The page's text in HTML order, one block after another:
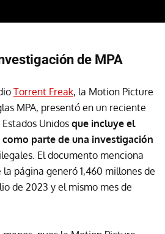
de MPA
Torrent Freak, la Motion Picture
MPA, presentó en un reciente
Unidos que incluye el
como parte de una investigación
El documento menciona
página generó 1,460 millones de
de 2023 y el mismo mes de